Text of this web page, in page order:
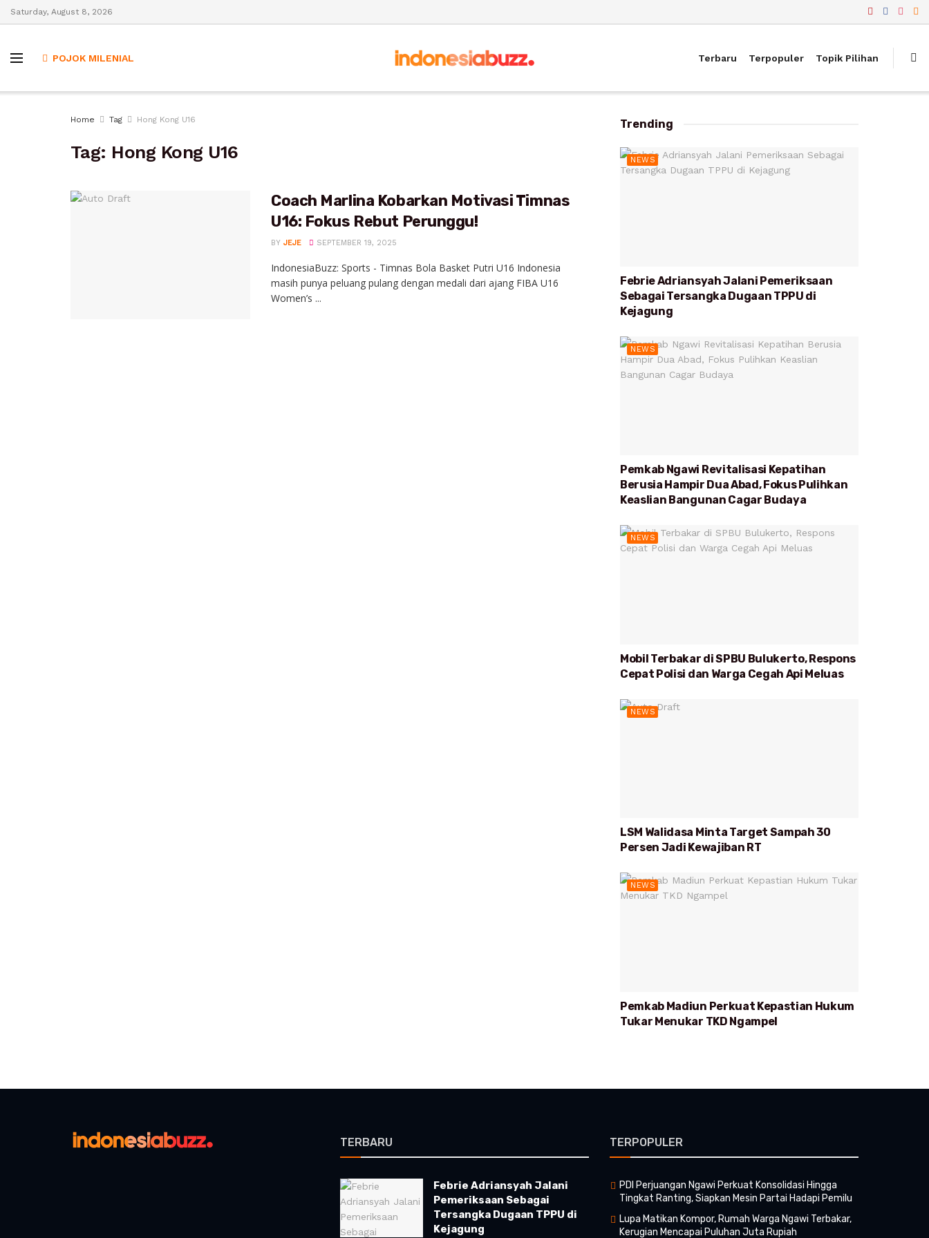
Saturday, August 8, 2026
POJOK MILENIAL Terbaru Terpopuler Topik Pilihan
Home Tag Hong Kong U16
Tag: Hong Kong U16
Coach Marlina Kobarkan Motivasi Timnas
U16: Fokus Rebut Perunggu!
BY JEJE SEPTEMBER 19, 2025
IndonesiaBuzz: Sports - Timnas Bola Basket Putri U16 Indonesia
masih punya peluang pulang dengan medali dari ajang FIBA U16
Women’s ...
Trending
NEWS
Febrie Adriansyah Jalani Pemeriksaan
Sebagai Tersangka Dugaan TPPU di
Kejagung
NEWS
Pemkab Ngawi Revitalisasi Kepatihan
Berusia Hampir Dua Abad, Fokus Pulihkan
Keaslian Bangunan Cagar Budaya
NEWS
Mobil Terbakar di SPBU Bulukerto, Respons
Cepat Polisi dan Warga Cegah Api Meluas
NEWS
LSM Walidasa Minta Target Sampah 30
Persen Jadi Kewajiban RT
NEWS
Pemkab Madiun Perkuat Kepastian Hukum
Tukar Menukar TKD Ngampel
TERBARU
Febrie Adriansyah Jalani
Pemeriksaan Sebagai
Tersangka Dugaan TPPU di
Kejagung
TERPOPULER
PDI Perjuangan Ngawi Perkuat Konsolidasi Hingga
Tingkat Ranting, Siapkan Mesin Partai Hadapi Pemilu
Lupa Matikan Kompor, Rumah Warga Ngawi Terbakar,
Kerugian Mencapai Puluhan Juta Rupiah